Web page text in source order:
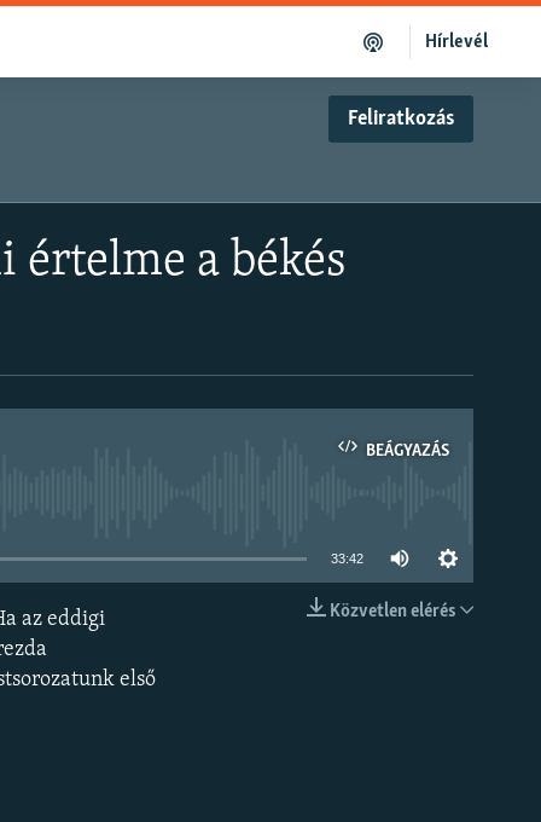
Hírlevél
Feliratkozás
értelme a békés
BEÁGYAZÁS
33:42
Közvetlen elérés
az eddigi
első